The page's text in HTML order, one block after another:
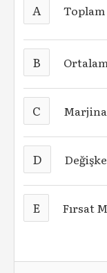
A
B
C
D
E Fırsat